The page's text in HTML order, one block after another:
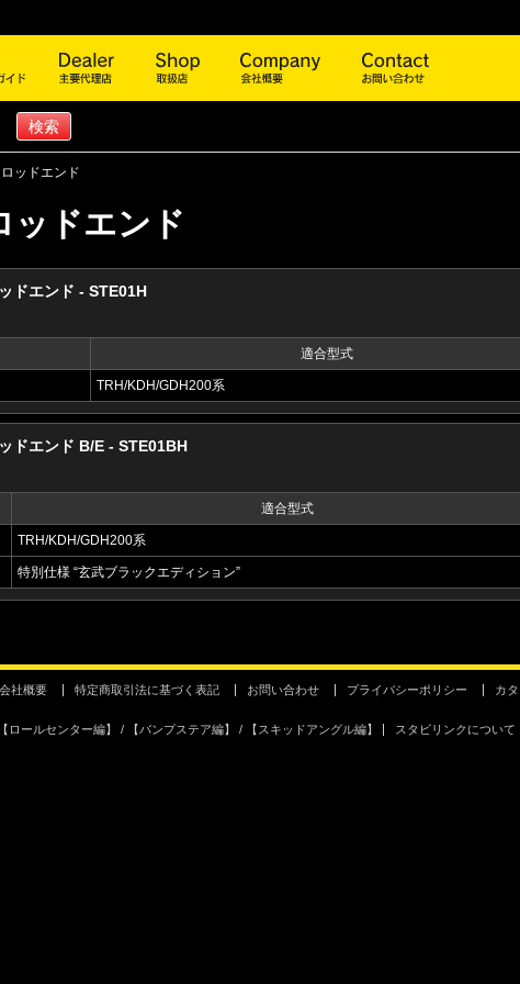
ッドエンド
ッドエンド
ドエンド - STE01H
適合型式
TRH/KDH/GDH200系
ドエンド B/E - STE01BH
適合型式
TRH/KDH/GDH200系
特別仕様 “玄武ブラックエディション”
会社概要 特定商取引法に基づく表記 お問い合わせ プライバシーポリシー
カ
【ロールセンター編】 【バンプステア編】 【スキッドアングル編】 スタビリンクについて